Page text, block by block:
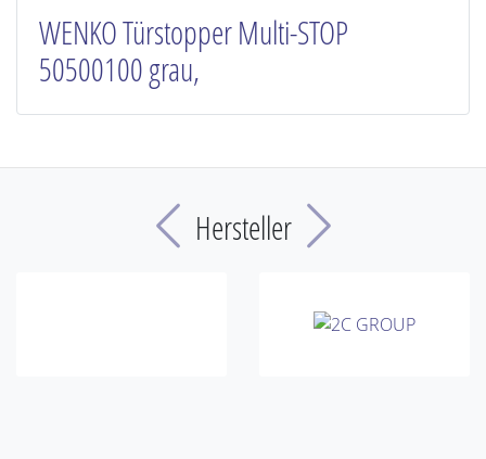
WENKO Türstopper Multi-STOP
50500100 grau,
Previous
Hersteller